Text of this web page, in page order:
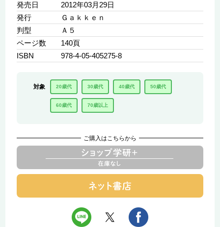
発売日
2012年03月29日
発行
Ｇａｋｋｅｎ
判型
Ａ５
ページ数
140頁
ISBN
978-4-05-405275-8
対象 20歳代 30歳代 40歳代 50歳代
60歳代 70歳以上
ご購入はこちらから